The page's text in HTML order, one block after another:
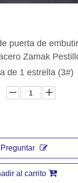
puerta de
Zamak
de 1 estrella (3#)
Preguntar
al carrito